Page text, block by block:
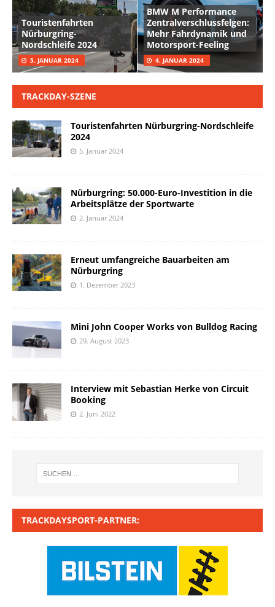
Touristenfahrten
Nürburgring-
Nordschleife 2024
5. JANUAR 2024
BMW M Performance
Zentralverschlussfelgen:
Mehr Fahrdynamik und
Motorsport-Feeling
4. JANUAR 2024
TRACKDAY-SZENE
Touristenfahrten Nürburgring-Nordschleife
2024
5. Januar 2024
Nürburgring: 50.000-Euro-Investition in die
Arbeitsplätze der Sportwarte
2. Januar 2024
Erneut umfangreiche Bauarbeiten am
Nürburgring
1. Dezember 2023
Mini John Cooper Works von Bulldog Racing
29. August 2023
Interview mit Sebastian Herke von Circuit
Booking
2. Juni 2022
TRACKDAYSPORT-PARTNER: